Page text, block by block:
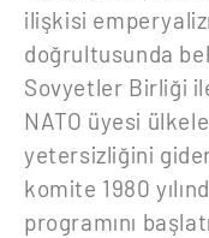
ilişkisi
doğrultusunda
Sovyetler Birliği
NATO üyesi
yetersizliğini
komite 1980
programını